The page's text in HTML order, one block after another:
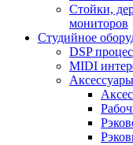
Стойки,
мониторов
Студийное
DSP
MIDI